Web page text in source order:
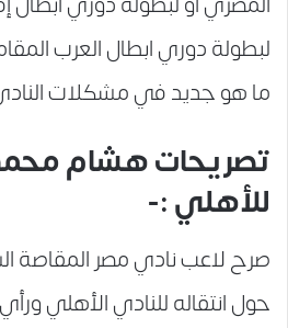
لبطولة دوري ابطال العرب
ما هو جديد في مشكلات
تصريحات هشام محمد
للأهلي :-
صرح لاعب نادي مصر المقاصة
حول انتقاله للنادي الأهلي